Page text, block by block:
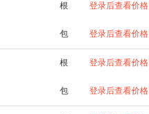
根 登录后查看价格
包 登录后查看价格
根 登录后查看价格
包 登录后查看价格